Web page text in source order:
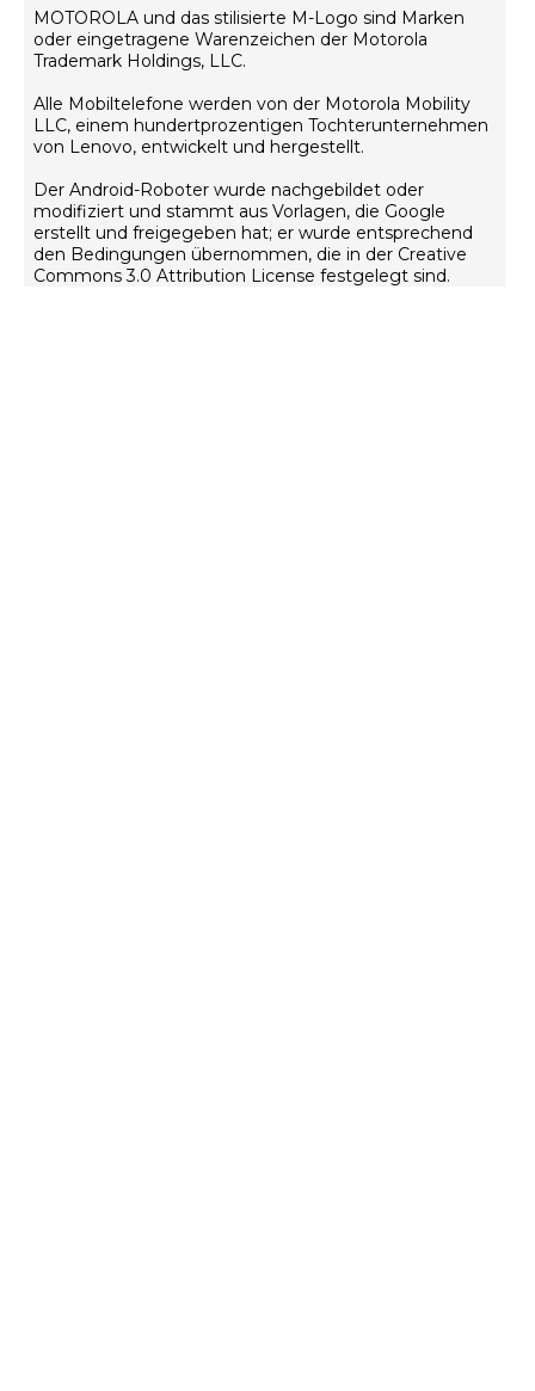
Wiederherstellung und Smart-Assistent
Datenschutz
Innovation
Rekrutierung
Produktdatenschutz
MOTOROLA und das stilisierte M-Logo sind Marken
oder eingetragene Warenzeichen der Motorola
Trademark Holdings, LLC.
Alle Mobiltelefone werden von der Motorola Mobility
LLC, einem hundertprozentigen Tochterunternehmen
von Lenovo, entwickelt und hergestellt.
Der Android-Roboter wurde nachgebildet oder
modifiziert und stammt aus Vorlagen, die Google
erstellt und freigegeben hat; er wurde entsprechend
den Bedingungen übernommen, die in der Creative
Commons 3.0 Attribution License festgelegt sind.